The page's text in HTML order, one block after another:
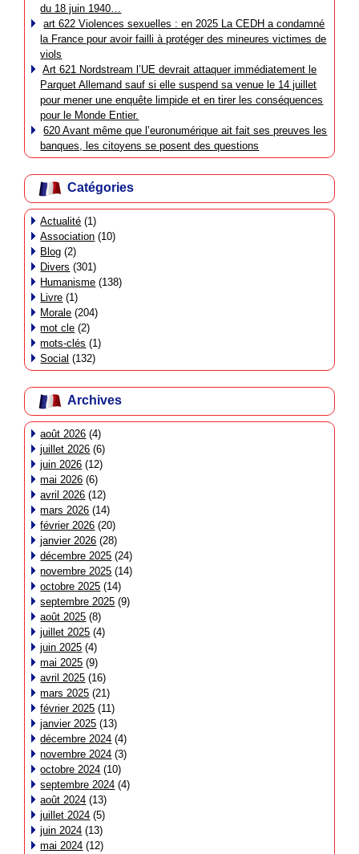
du 18 juin 1940…
art 622 Violences sexuelles : en 2025 La CEDH a condamné
la France pour avoir failli à protéger des mineures victimes de
viols
Art 621 Nordstream l’UE devrait attaquer immédiatement le
Parquet Allemand sauf si elle suspend sa venue le 14 juillet
pour mener une enquête limpide et en tirer les conséquences
pour le Monde Entier.
620 Avant même que l’euronumérique ait fait ses preuves les
banques, les citoyens se posent des questions
Catégories
Actualité (1)
Association (10)
Blog (2)
Divers (301)
Humanisme (138)
Livre (1)
Morale (204)
mot cle (2)
mots-clés (1)
Social (132)
Archives
août 2026 (4)
juillet 2026 (6)
juin 2026 (12)
mai 2026 (6)
avril 2026 (12)
mars 2026 (14)
février 2026 (20)
janvier 2026 (28)
décembre 2025 (24)
novembre 2025 (14)
octobre 2025 (14)
septembre 2025 (9)
août 2025 (8)
juillet 2025 (4)
juin 2025 (4)
mai 2025 (9)
avril 2025 (16)
mars 2025 (21)
février 2025 (11)
janvier 2025 (13)
décembre 2024 (4)
novembre 2024 (3)
octobre 2024 (10)
septembre 2024 (4)
août 2024 (13)
juillet 2024 (5)
juin 2024 (13)
mai 2024 (12)